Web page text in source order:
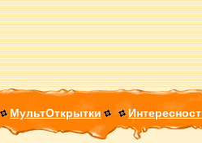
МультОткрытки